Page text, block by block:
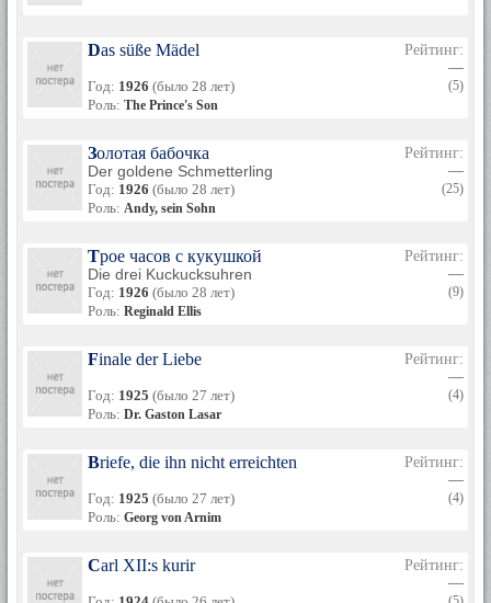
Das süße Mädel
Год: 1926 (было 28 лет)
Роль: The Prince's Son
Рейтинг:
—
(5)
Золотая бабочка
Der goldene Schmetterling
Год: 1926 (было 28 лет)
Роль: Andy, sein Sohn
Рейтинг:
—
(25)
Трое часов с кукушкой
Die drei Kuckucksuhren
Год: 1926 (было 28 лет)
Роль: Reginald Ellis
Рейтинг:
—
(9)
Finale der Liebe
Год: 1925 (было 27 лет)
Роль: Dr. Gaston Lasar
Рейтинг:
—
(4)
Briefe, die ihn nicht erreichten
Год: 1925 (было 27 лет)
Роль: Georg von Arnim
Рейтинг:
—
(4)
Carl XII:s kurir
Рейтинг:
—